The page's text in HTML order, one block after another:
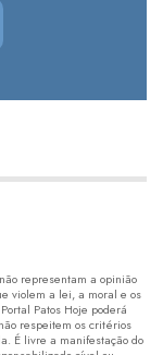
representam a opinião
violem a lei, a moral e os
Patos Hoje poderá
respeitem os critérios
É livre a manifestação do